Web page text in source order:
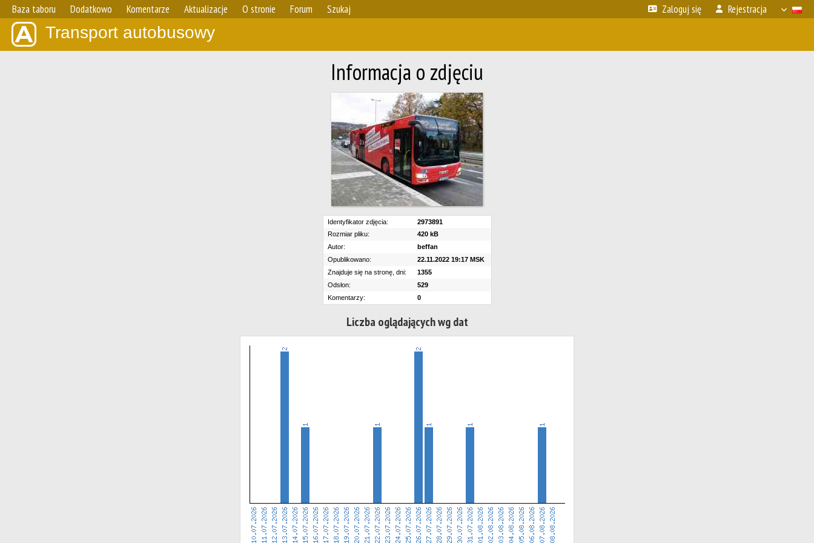
Baza taboru Dodatkowo Komentarze Aktualizacje O stronie Forum Szukaj Zaloguj się Rejestracja
Transport autobusowy
Informacja o zdjęciu
Identyfikator zdjęcia:
2973891
Rozmiar pliku:
420 kB
Autor:
beffan
Opublikowano:
22.11.2022 19:17 MSK
Znajduje się na stronę, dni:
1355
Odsłon:
529
Komentarzy:
0
Liczba oglądających wg dat